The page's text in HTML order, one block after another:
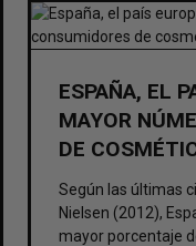
ESPAÑA, EL
MAYOR
DE
Según las últimas
Nielsen (2012),
mayor porcentaje